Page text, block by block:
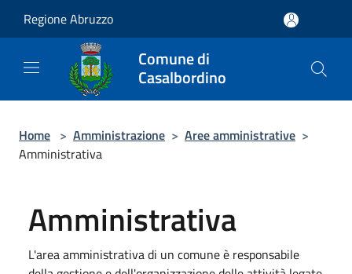
Regione Abruzzo
Comune di
Casalbordino
Home > Amministrazione > Aree amministrative >
Amministrativa
Amministrativa
L'area amministrativa di un comune è responsabile